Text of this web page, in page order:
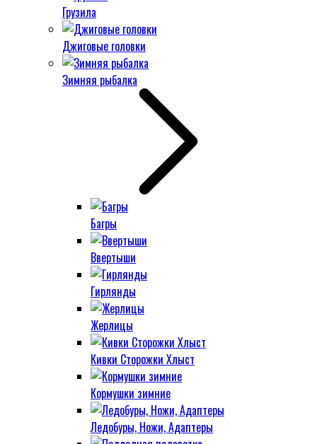
Грузила
Джиговые головки
Зимняя рыбалка
Багры
Ввертыши
Гирлянды
Жерлицы
Кивки Сторожки Хлыст
Кормушки зимние
Ледобуры, Ножи, Адаптеры